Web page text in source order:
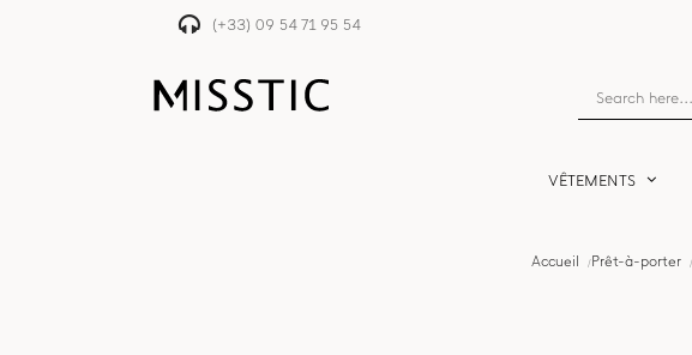
(+33) 09 54 71 95 54
VÊTEMENTS
Accueil Prêt-à-porter